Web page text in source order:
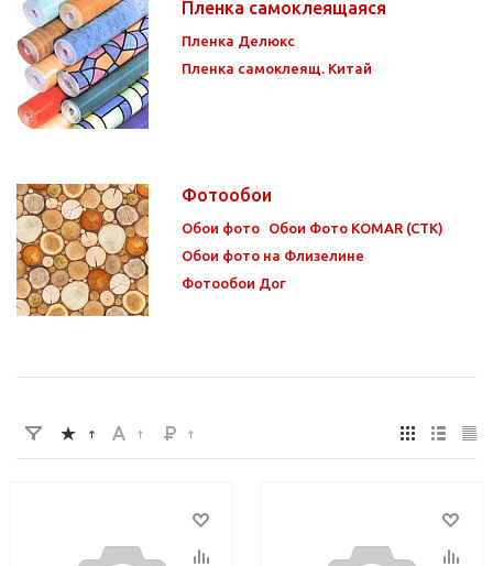
Пленка самоклеящаяся
Пленка Делюкс
Пленка самоклеящ. Китай
Фотообои
Обои фото
Обои Фото KOMAR (СТК)
Обои фото на Флизелине
Фотообои Дог